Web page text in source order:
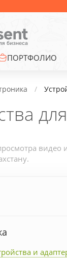
ПОРТФОЛИО
и